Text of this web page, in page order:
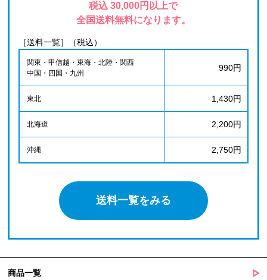
税込 30,000円以上で
全国送料無料になります。
［送料一覧］（税込）
関東・甲信越・東海・北陸・関西
中国・四国・九州
990円
東北 1,430円
北海道 2,200円
沖縄 2,750円
送料一覧をみる
商品一覧